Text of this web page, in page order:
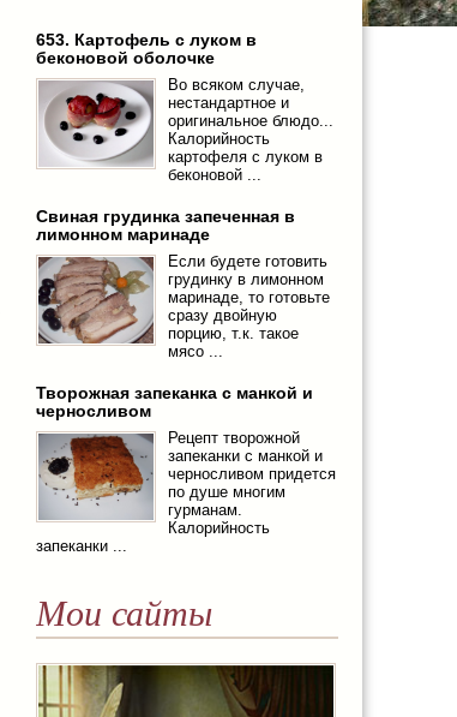
653. Картофель с луком в
беконовой оболочке
Во всяком случае,
нестандартное и
оригинальное блюдо...
Калорийность
картофеля с луком в
беконовой ...
Свиная грудинка запеченная в
лимонном маринаде
Если будете готовить
грудинку в лимонном
маринаде, то готовьте
сразу двойную
порцию, т.к. такое
мясо ...
Творожная запеканка с манкой и
черносливом
Рецепт творожной
запеканки с манкой и
черносливом придется
по душе многим
гурманам.
Калорийность
запеканки ...
Мои сайты